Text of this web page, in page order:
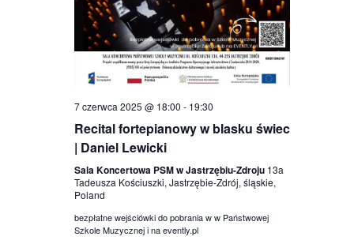
7 czerwca 2025 @ 18:00 - 19:30
Recital fortepianowy w blasku świec
| Daniel Lewicki
Sala Koncertowa PSM w Jastrzębiu-Zdroju 13a
Tadeusza Kościuszki, Jastrzębie-Zdrój, śląskie,
Poland
bezpłatne wejściówki do pobrania w w Państwowej
Szkole Muzycznej i na evently.pl